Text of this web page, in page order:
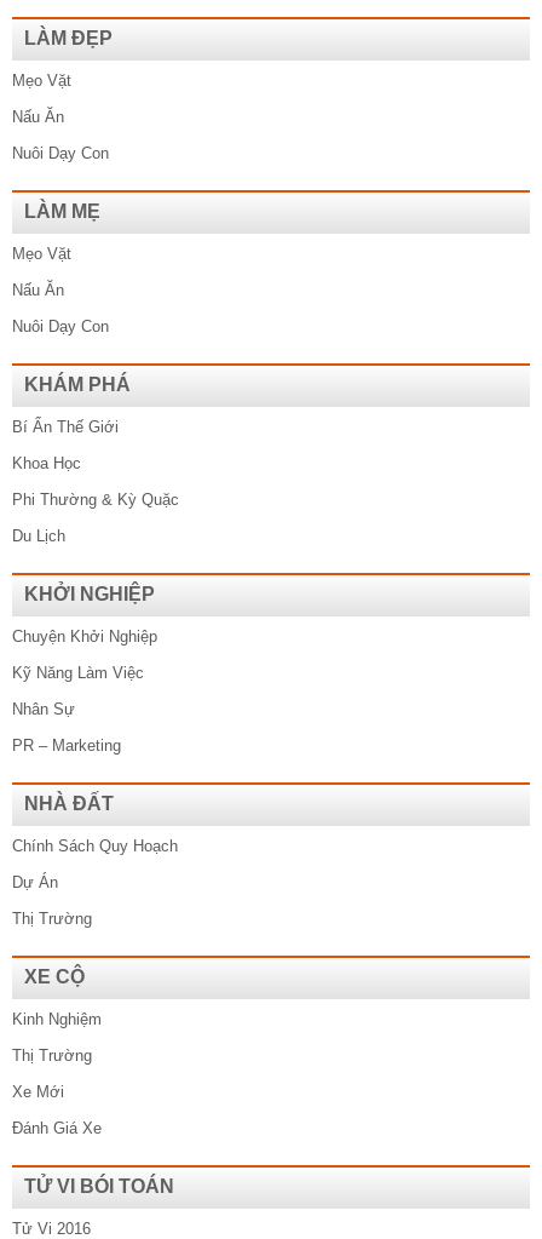
LÀM ĐẸP
Mẹo Vặt
Nấu Ăn
Nuôi Dạy Con
LÀM MẸ
Mẹo Vặt
Nấu Ăn
Nuôi Dạy Con
KHÁM PHÁ
Bí Ẩn Thế Giới
Khoa Học
Phi Thường & Kỳ Quặc
Du Lịch
KHỞI NGHIỆP
Chuyện Khởi Nghiệp
Kỹ Năng Làm Việc
Nhân Sự
PR – Marketing
NHÀ ĐẤT
Chính Sách Quy Hoạch
Dự Án
Thị Trường
XE CỘ
Kinh Nghiệm
Thị Trường
Xe Mới
Đánh Giá Xe
TỬ VI BÓI TOÁN
Tử Vi 2016